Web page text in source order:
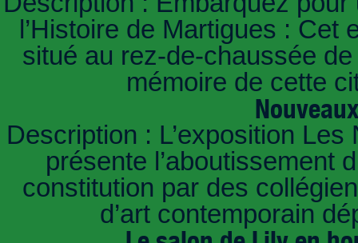
l’Histoire de Martigues : Cet
situé au rez-de-chaussée
mémoire de cette
Description : L’exposition
présente l’aboutissement
constitution par des
d’art contemporain